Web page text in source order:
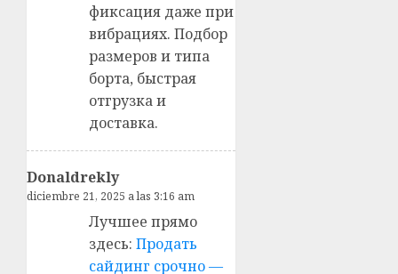
фиксация даже при
вибрациях. Подбор
размеров и типа
борта, быстрая
отгрузка и
доставка.
Donaldrekly
diciembre 21, 2025 a las 3:16 am
Лучшее прямо
здесь: Продать
сайдинг срочно —